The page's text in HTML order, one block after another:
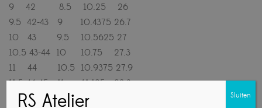
9 42 8.5 10.25 26
9.5 42-43 9 10.4375 26.7
10 43 9.5 10.5625 27
10.5 43-44 10 10.75 27.3
11 44 ​​10.5 10.9375 27.9
11.5 44-45 11 11.125 28.3
12 45 11.5 11.25 28.6
RS Atelier Sluiten